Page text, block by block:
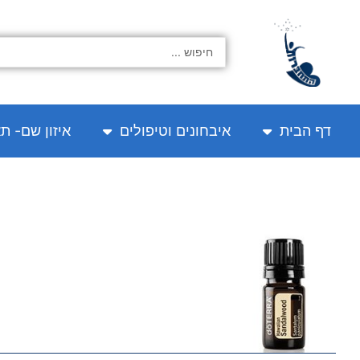
...
דף הבית איבחונים וטיפולים איזון שם-